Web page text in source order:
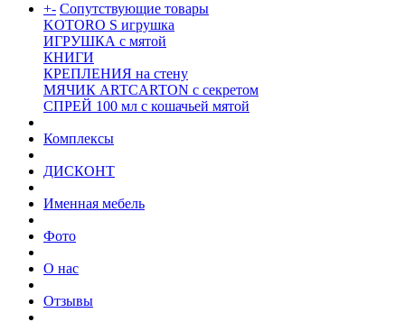
+- Сопутствующие товары
KOTORO S игрушка
ИГРУШКА с мятой
КНИГИ
КРЕПЛЕНИЯ на стену
МЯЧИК ARTCARTON с секретом
СПРЕЙ 100 мл с кошачьей мятой
Комплексы
ДИСКОНТ
Именная мебель
Фото
О нас
Отзывы